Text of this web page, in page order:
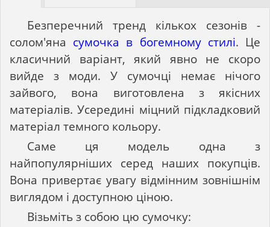
Безперечний тренд кількох сезонів -
солом'яна сумочка в богемному стилі. Це
класичний варіант, який явно не скоро
вийде з моди. У сумочці немає нічого
зайвого, вона виготовлена з якісних
матеріалів. Усередині міцний підкладковий
матеріал темного кольору.
Саме ця модель одна з
найпопулярніших серед наших покупців.
Вона привертає увагу відмінним зовнішнім
виглядом і доступною ціною.
Візьміть з собою цю сумочку: